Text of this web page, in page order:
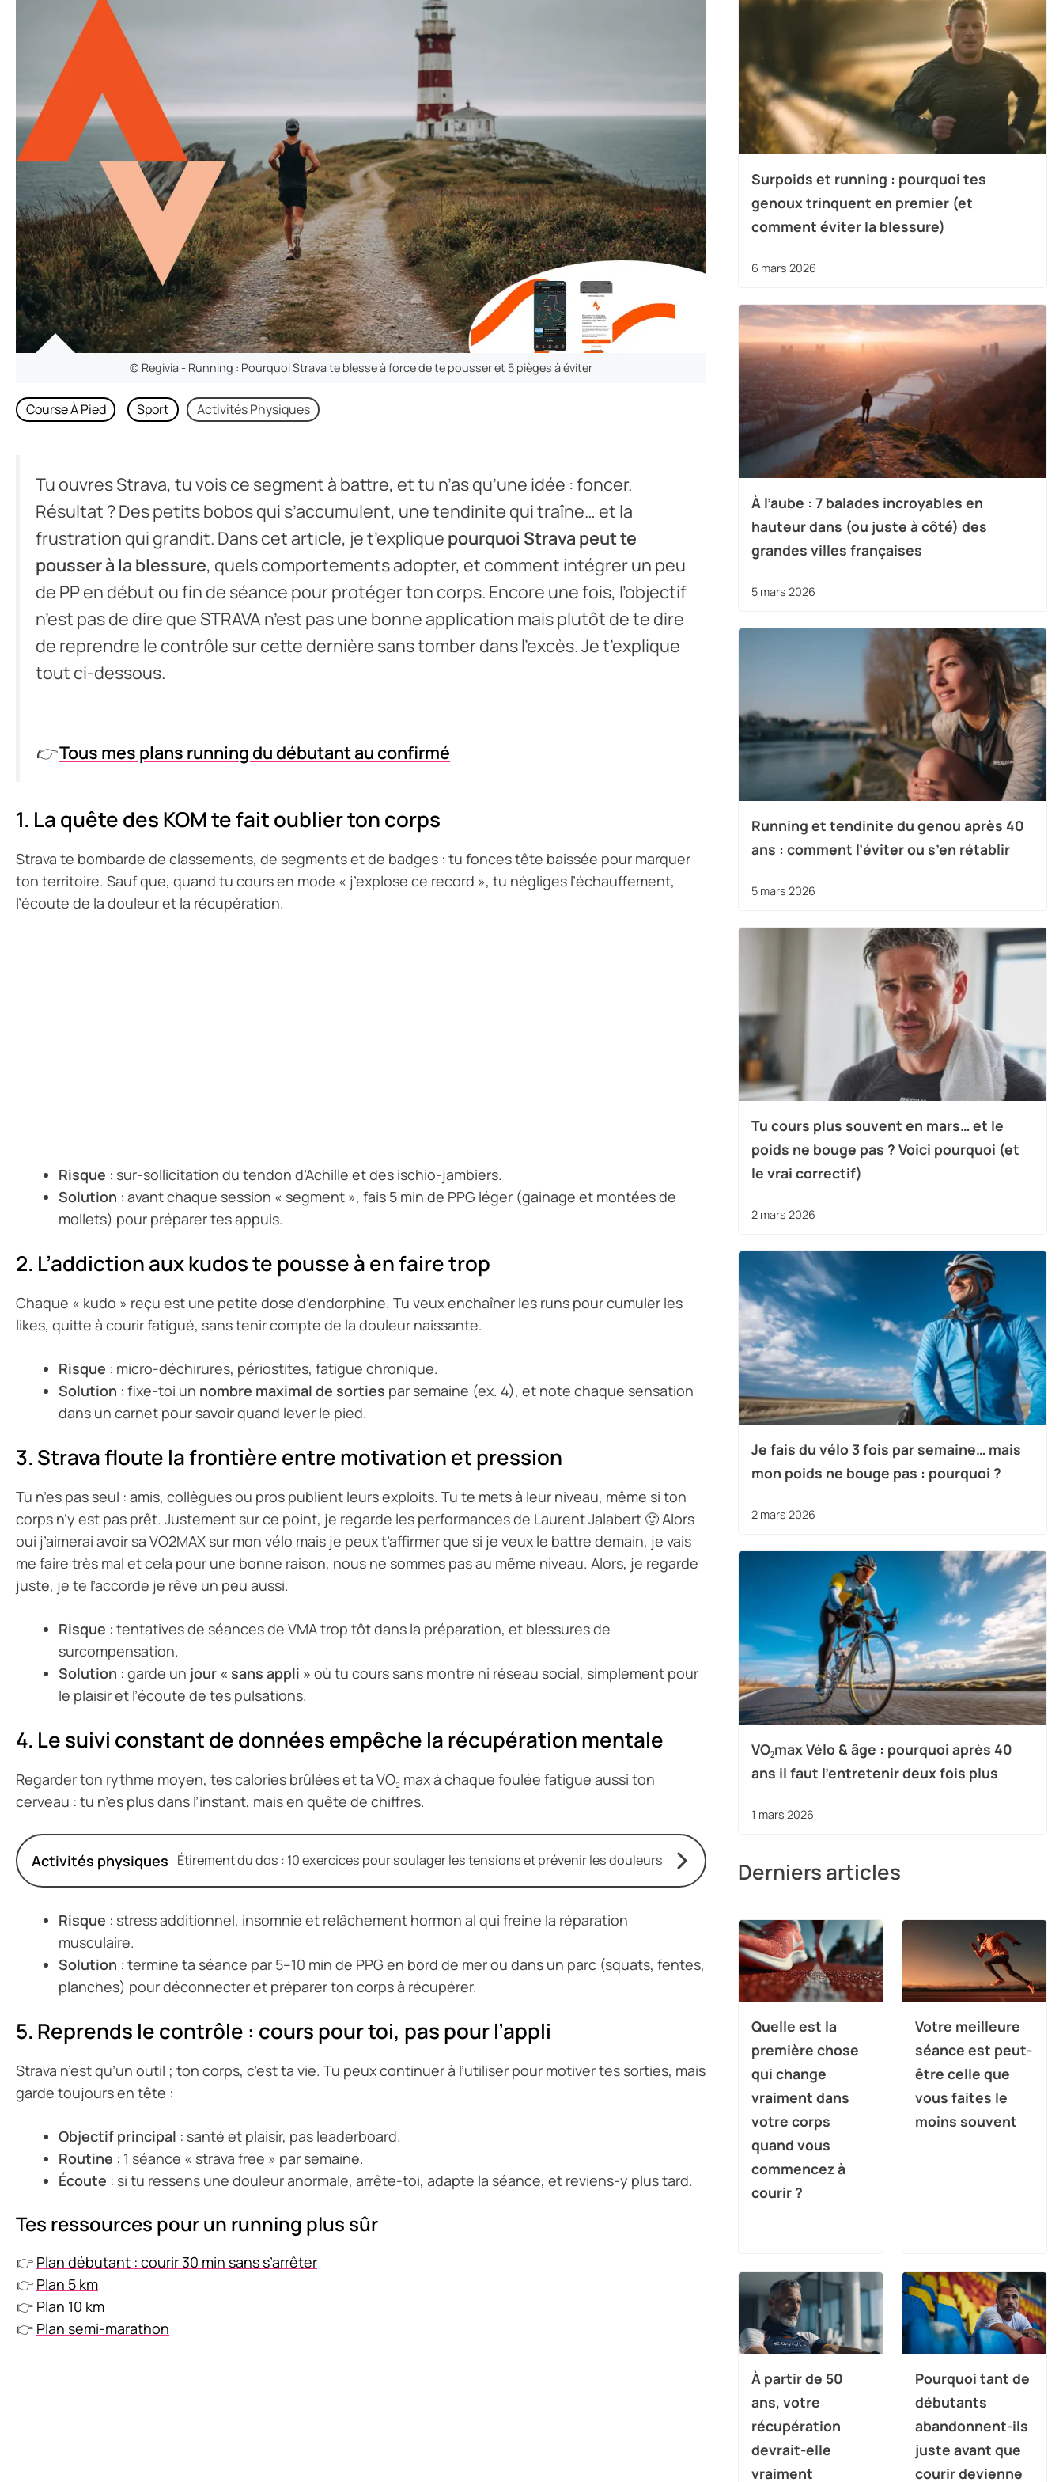
© Regivia - Running : Pourquoi Strava te blesse à force de te pousser et 5 pièges à éviter
Course À Pied Sport Activités Physiques
Tu ouvres Strava, tu vois ce segment à battre, et tu n’as qu’une idée : foncer.
Résultat ? Des petits bobos qui s’accumulent, une tendinite qui traîne… et la
frustration qui grandit. Dans cet article, je t’explique pourquoi Strava peut te
pousser à la blessure, quels comportements adopter, et comment intégrer un peu
de PP en début ou fin de séance pour protéger ton corps. Encore une fois, l’objectif
n’est pas de dire que STRAVA n’est pas une bonne application mais plutôt de te dire
de reprendre le contrôle sur cette dernière sans tomber dans l’excès. Je t’explique
tout ci-dessous.
👉Tous mes plans running du débutant au confirmé
1. La quête des KOM te fait oublier ton corps
Strava te bombarde de classements, de segments et de badges : tu fonces tête baissée pour marquer
ton territoire. Sauf que, quand tu cours en mode « j’explose ce record », tu négliges l’échauffement,
l’écoute de la douleur et la récupération.
Risque : sur-sollicitation du tendon d’Achille et des ischio-jambiers.
Solution : avant chaque session « segment », fais 5 min de PPG léger (gainage et montées de
mollets) pour préparer tes appuis.
2. L’addiction aux kudos te pousse à en faire trop
Chaque « kudo » reçu est une petite dose d’endorphine. Tu veux enchaîner les runs pour cumuler les
likes, quitte à courir fatigué, sans tenir compte de la douleur naissante.
Risque : micro-déchirures, périostites, fatigue chronique.
Solution : fixe-toi un nombre maximal de sorties par semaine (ex. 4), et note chaque sensation
dans un carnet pour savoir quand lever le pied.
3. Strava floute la frontière entre motivation et pression
Tu n’es pas seul : amis, collègues ou pros publient leurs exploits. Tu te mets à leur niveau, même si ton
corps n’y est pas prêt. Justement sur ce point, je regarde les performances de Laurent Jalabert 🙂 Alors
oui j’aimerai avoir sa VO2MAX sur mon vélo mais je peux t’affirmer que si je veux le battre demain, je vais
me faire très mal et cela pour une bonne raison, nous ne sommes pas au même niveau. Alors, je regarde
juste, je te l’accorde je rêve un peu aussi.
Risque : tentatives de séances de VMA trop tôt dans la préparation, et blessures de
surcompensation.
Solution : garde un jour « sans appli » où tu cours sans montre ni réseau social, simplement pour
le plaisir et l’écoute de tes pulsations.
4. Le suivi constant de données empêche la récupération mentale
Regarder ton rythme moyen, tes calories brûlées et ta VO₂ max à chaque foulée fatigue aussi ton
cerveau : tu n’es plus dans l’instant, mais en quête de chiffres.
Activités physiques Étirement du dos : 10 exercices pour soulager les tensions et prévenir les douleurs
Risque : stress additionnel, insomnie et relâchement hormon al qui freine la réparation
musculaire.
Solution : termine ta séance par 5–10 min de PPG en bord de mer ou dans un parc (squats, fentes,
planches) pour déconnecter et préparer ton corps à récupérer.
5. Reprends le contrôle : cours pour toi, pas pour l’appli
Strava n’est qu’un outil ; ton corps, c’est ta vie. Tu peux continuer à l’utiliser pour motiver tes sorties, mais
garde toujours en tête :
Objectif principal : santé et plaisir, pas leaderboard.
Routine : 1 séance « strava free » par semaine.
Écoute : si tu ressens une douleur anormale, arrête-toi, adapte la séance, et reviens-y plus tard.
Tes ressources pour un running plus sûr
👉 Plan débutant : courir 30 min sans s’arrêter
👉 Plan 5 km
👉 Plan 10 km
👉 Plan semi-marathon
Surpoids et running : pourquoi tes
genoux trinquent en premier (et
comment éviter la blessure)
6 mars 2026
À l’aube : 7 balades incroyables en
hauteur dans (ou juste à côté) des
grandes villes françaises
5 mars 2026
Running et tendinite du genou après 40
ans : comment l’éviter ou s’en rétablir
5 mars 2026
Tu cours plus souvent en mars… et le
poids ne bouge pas ? Voici pourquoi (et
le vrai correctif)
2 mars 2026
Je fais du vélo 3 fois par semaine… mais
mon poids ne bouge pas : pourquoi ?
2 mars 2026
VO₂max Vélo & âge : pourquoi après 40
ans il faut l’entretenir deux fois plus
1 mars 2026
Derniers articles
Quelle est la
première chose
qui change
vraiment dans
votre corps
quand vous
commencez à
courir ?
Votre meilleure
séance est peut-
être celle que
vous faites le
moins souvent
À partir de 50
ans, votre
récupération
devrait-elle
vraiment
Pourquoi tant de
débutants
abandonnent-ils
juste avant que
courir devienne